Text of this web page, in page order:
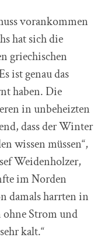
vorankommen
hat sich die
griechischen
ist genau das
haben. Die
in unbeheizten
dass der Winter
wissen müssen“,
Weidenholzer,
im Norden
damals harrten in
ohne Strom und
kalt.“